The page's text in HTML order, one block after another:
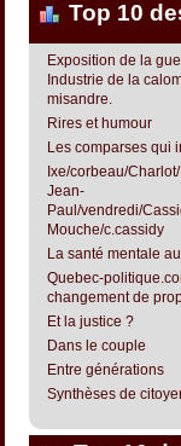
Top 10
Exposition de la
Industrie de la
misandre.
Rires et humour
Les comparses qui
Ixe/corbeau/
Jean-
Paul/vendredi/
Mouche/c.cassidy
La santé mentale
Quebec-
changement de
Et la justice ?
Dans le couple
Entre générations
Synthèses de